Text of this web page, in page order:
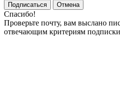
Подписаться
Отмена
Спасибо!
Проверьте почту, вам выслано
отвечающим критериям подписки